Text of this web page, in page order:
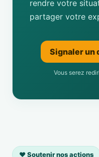
rendre votre
partager votre
Signaler un
Vous serez
❤️ Soutenir nos actions